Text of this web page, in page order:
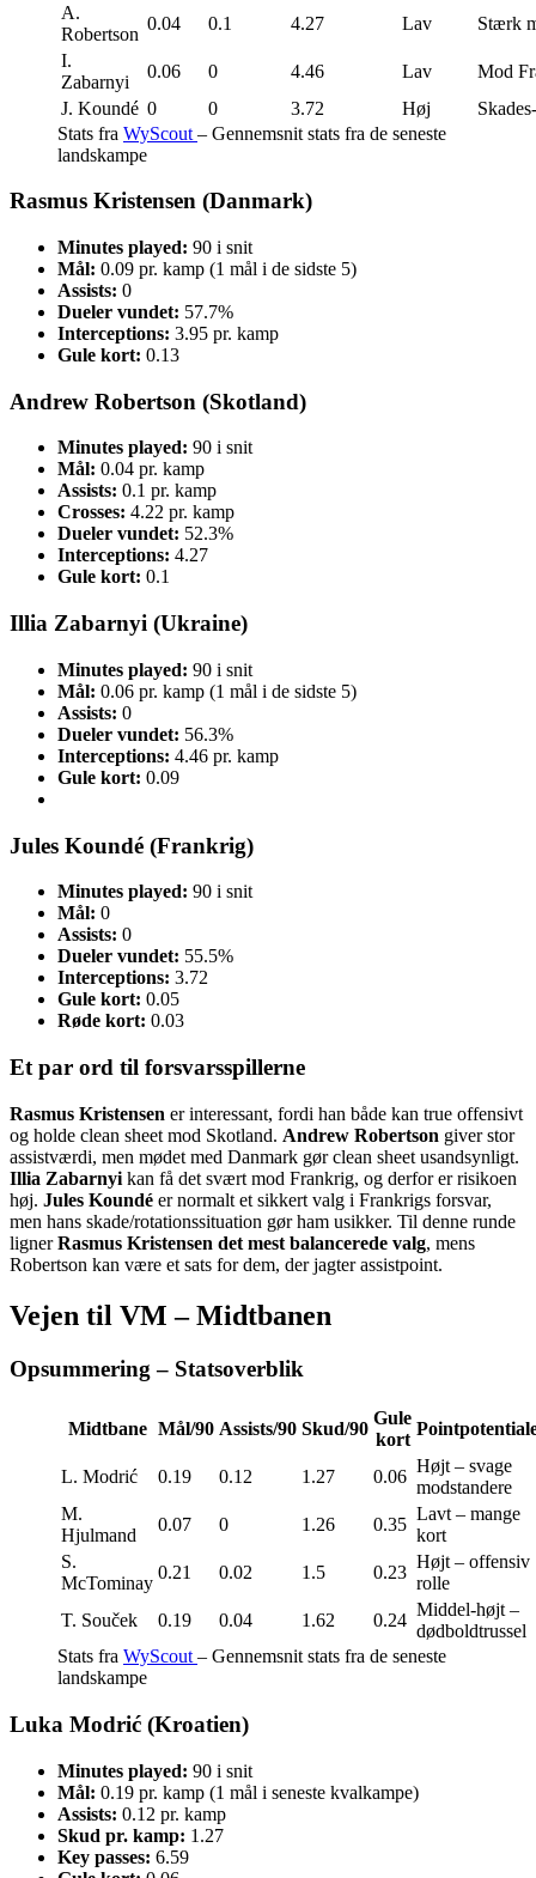
A.
Robertson
0.04 0.1 4.27 Lav
Stærk
I.
Zabarnyi
0.06 0 4.46 Lav
Mod
J. Koundé 0 0 3.72 Høj
Stats fra WyScout – Gennemsnit stats fra de seneste
landskampe
Rasmus Kristensen (Danmark)
Minutes played: 90 i snit
Mål: 0.09 pr. kamp (1 mål i de sidste 5)
Assists: 0
Dueler vundet: 57.7%
Interceptions: 3.95 pr. kamp
Gule kort: 0.13
Andrew Robertson (Skotland)
Minutes played: 90 i snit
Mål: 0.04 pr. kamp
Assists: 0.1 pr. kamp
Crosses: 4.22 pr. kamp
Dueler vundet: 52.3%
Interceptions: 4.27
Gule kort: 0.1
Illia Zabarnyi (Ukraine)
Minutes played: 90 i snit
Mål: 0.06 pr. kamp (1 mål i de sidste 5)
Assists: 0
Dueler vundet: 56.3%
Interceptions: 4.46 pr. kamp
Gule kort: 0.09
Jules Koundé (Frankrig)
Minutes played: 90 i snit
Mål: 0
Assists: 0
Dueler vundet: 55.5%
Interceptions: 3.72
Gule kort: 0.05
Røde kort: 0.03
Et par ord til forsvarsspillerne
Rasmus Kristensen er interessant, fordi han både kan true offensivt
og holde clean sheet mod Skotland. Andrew Robertson giver stor
assistværdi, men mødet med Danmark gør clean sheet usandsynligt.
Illia Zabarnyi kan få det svært mod Frankrig, og derfor er risikoen
høj. Jules Koundé er normalt et sikkert valg i Frankrigs forsvar,
men hans skade/rotationssituation gør ham usikker. Til denne runde
lignerRasmus Kristensen det mest balancerede valg, mens
Robertson kan være et sats for dem, der jagter assistpoint.
Vejen til VM – Midtbanen
Opsummering – Statsoverblik
Midtbane Mål/90 Assists/90 Skud/90
Gule
kort
L. Modrić 0.19 0.12 1.27 0.06
Højt – svage
modstandere
M.
Hjulmand
0.07 0 1.26 0.35
Lavt – mange
kort
S.
McTominay
0.21 0.02 1.5 0.23
Højt – offensiv
rolle
T. Souček
0.19 0.04 1.62 0.24
Middel-højt –
dødboldtrussel
Stats fra WyScout – Gennemsnit stats fra de seneste
landskampe
Luka Modrić (Kroatien)
Minutes played: 90 i snit
Mål: 0.19 pr. kamp (1 mål i seneste kvalkampe)
Assists: 0.12 pr. kamp
Skud pr. kamp: 1.27
Key passes: 6.59